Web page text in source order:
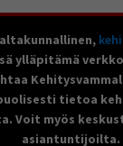
ylläpitämä
tietoa
Voit myös
asiantuntijoilta.